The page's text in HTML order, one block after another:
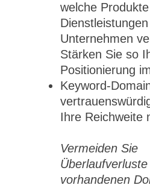
welche
Unternehmen
Stärken Sie so
Positionierung
Keyword-
Ihre Reichweite
Vermeiden Sie
vorhandenen